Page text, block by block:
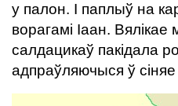
у палон. І паплыў на
ворагамі Іаан.
салдацикаў пакідала
адпраўляючыся ў